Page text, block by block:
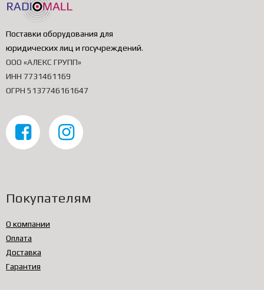
Поставки оборудования для
юридических лиц и госучреждений.
ООО «АЛЕКС ГРУПП»
ИНН 7731461169
ОГРН 5137746161647
Покупателям
О компании
Оплата
Доставка
Гарантия